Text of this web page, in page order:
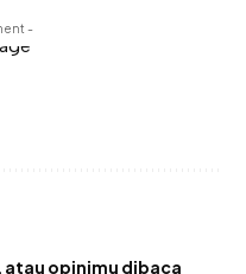
-
opinimu dibaca